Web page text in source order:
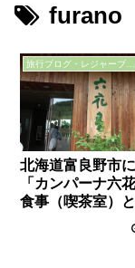
furano
旅行ブログ・レジャーブログ
北海道富良野市
「カンパーナ六
食事（喫茶室）